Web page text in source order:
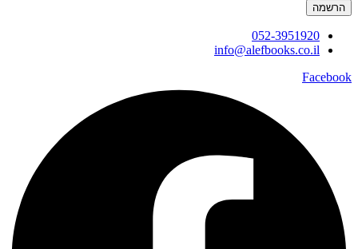
הרשמה
052-3951920
info@alefbooks.co.il
Facebook